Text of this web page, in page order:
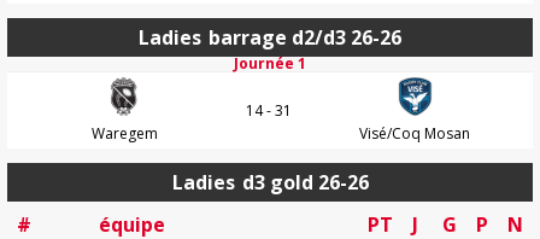
Ladies barrage d2/d3 26-26
Journée 1
Waregem
14 - 31
Visé/Coq Mosan
Ladies d3 gold 26-26
#
équipe PT J G P
N